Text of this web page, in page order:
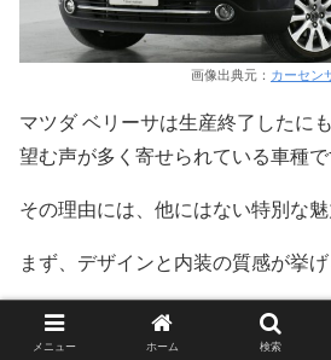
画像出典元： カーセン
マツダ ベリーサは生産終了したに
望む声が多く寄せられている車種で
その理由には、他にはない特別な
まず、デザインと内装の質感が挙げ
シンプルながらも上質感を追求し
「飽きがこない」「上品」といっ
メニュー ホーム 検索